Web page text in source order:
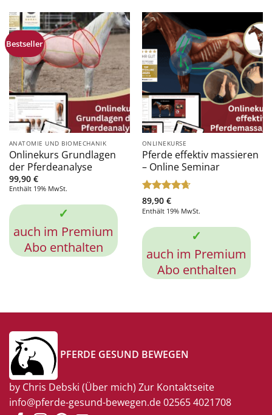
Bestseller
ANATOMIE UND BIOMECHANIK
Onlinekurs Grundlagen
der Pferdeanalyse
99,90 €
Enthält 19% MwSt.
✓
auch im Premium
Abo enthalten
ONLINEKURSE
Pferde effektiv massieren
– Online Seminar
Bewertet
mit4.63
89,90 €
Enthält 19% MwSt.
✓
auch im Premium
Abo enthalten
PFERDE GESUND BEWEGEN
by Chris Debski (Über mich) Zur Kontaktseite
info@pferde-gesund-bewegen.de02565 4021708